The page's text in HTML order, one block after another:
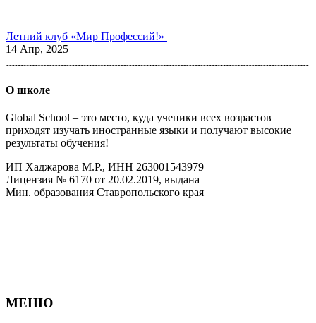
Летний клуб «Мир Профессий!» ⁣⁣
14 Апр, 2025
О школе
Global School – это место, куда ученики всех возрастов
приходят изучать иностранные языки и получают высокие
результаты обучения!
ИП Хаджарова М.Р., ИНН 263001543979
Лицензия № 6170 от 20.02.2019, выдана
Мин. образования Ставропольского края
МЕНЮ